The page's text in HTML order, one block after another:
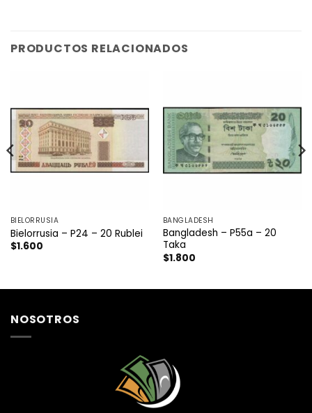
PRODUCTOS RELACIONADOS
BIELORRUSIA
Bielorrusia – P24 – 20 Rublei
$1.600
BANGLADESH
Bangladesh – P55a – 20
Taka
$1.800
NOSOTROS